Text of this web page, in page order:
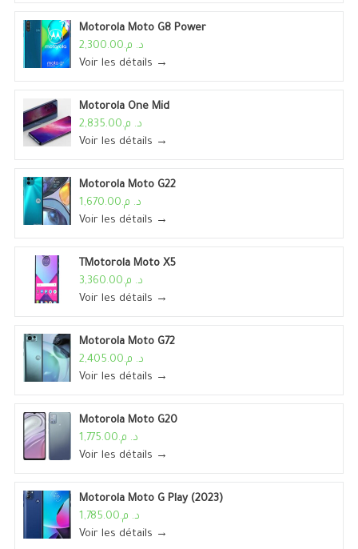
Motorola Moto G8 Power
د. م.2,300.00
Voir les détails →
Motorola One Mid
د. م.2,835.00
Voir les détails →
Motorola Moto G22
د. م.1,670.00
Voir les détails →
TMotorola Moto X5
د. م.3,360.00
Voir les détails →
Motorola Moto G72
د. م.2,405.00
Voir les détails →
Motorola Moto G20
د. م.1,775.00
Voir les détails →
Motorola Moto G Play (2023)
د. م.1,785.00
Voir les détails →